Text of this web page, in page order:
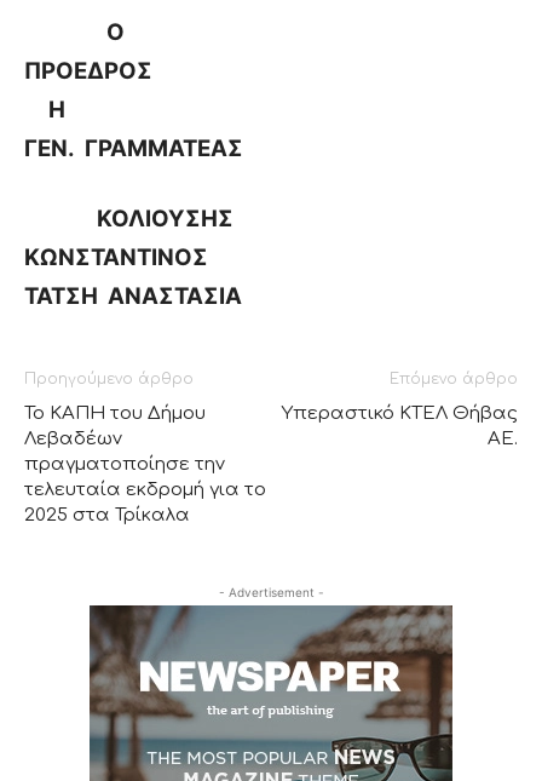
Ο
ΠΡΟΕΔΡΟΣ
Η
ΓΕΝ. ΓΡΑΜΜΑΤΕΑΣ
ΚΟΛΙΟΥΣΗΣ
ΚΩΝΣΤΑΝΤΙΝΟΣ
ΤΑΤΣΗ ΑΝΑΣΤΑΣΙΑ
Προηγούμενο άρθρο
Το ΚΑΠΗ του Δήμου
Λεβαδέων
πραγματοποίησε την
τελευταία εκδρομή για το
2025 στα Τρίκαλα
Επόμενο άρθρο
Υπεραστικό ΚΤΕΛ Θήβας
ΑΕ.
- Advertisement -